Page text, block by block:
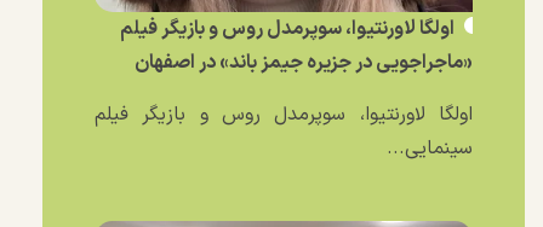
اولگا لاورنتیوا، سوپرمدل روس و بازیگر فیلم
«ماجراجویی در جزیره جیمز باند» در اصفهان
اولگا لاورنتیوا، سوپرمدل روس و بازیگر فیلم
سینمایی...